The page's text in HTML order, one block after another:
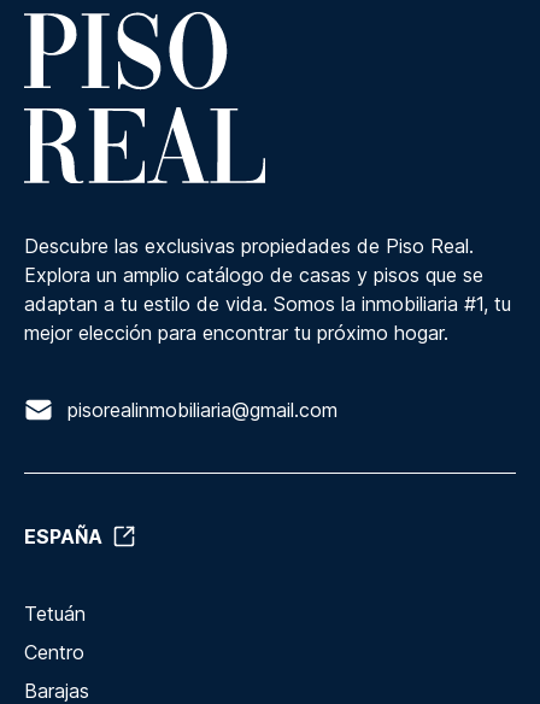
Descubre las exclusivas propiedades de Piso Real.
Explora un amplio catálogo de casas y pisos que se
adaptan a tu estilo de vida. Somos la inmobiliaria #1, tu
mejor elección para encontrar tu próximo hogar.
pisorealinmobiliaria@gmail.com
ESPAÑA
Tetuán
Centro
Barajas